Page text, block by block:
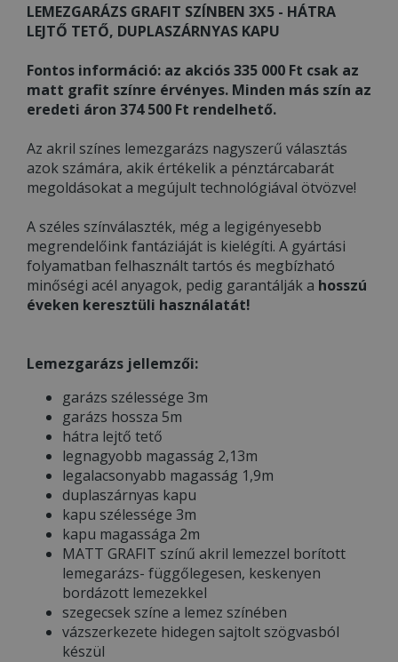
LEMEZGARÁZS GRAFIT SZÍNBEN 3X5 - HÁTRA
LEJTŐ TETŐ, DUPLASZÁRNYAS KAPU
Fontos információ: az akciós 335 000 Ft csak az
matt grafit színre érvényes. Minden más szín az
eredeti áron 374 500 Ft rendelhető.
Az akril színes lemezgarázs nagyszerű választás
azok számára, akik értékelik a pénztárcabarát
megoldásokat a megújult technológiával ötvözve!
A széles színválaszték, még a legigényesebb
megrendelőink fantáziáját is kielégíti. A gyártási
folyamatban felhasznált tartós és megbízható
minőségi acél anyagok, pedig garantálják a hosszú
éveken keresztüli használatát!
Lemezgarázs jellemzői:
garázs szélessége 3m
garázs hossza 5m
hátra lejtő tető
legnagyobb magasság 2,13m
legalacsonyabb magasság 1,9m
duplaszárnyas kapu
kapu szélessége 3m
kapu magassága 2m
MATT GRAFIT színű akril lemezzel borított
lemegarázs- függőlegesen, keskenyen
bordázott lemezekkel
szegecsek színe a lemez színében
vázszerkezete hidegen sajtolt szögvasból
készül